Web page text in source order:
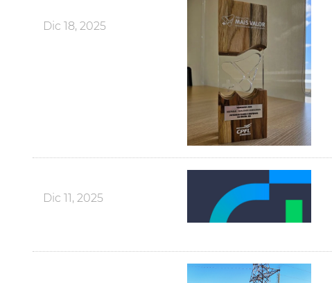
Dic 18, 2025
Dic 11, 2025